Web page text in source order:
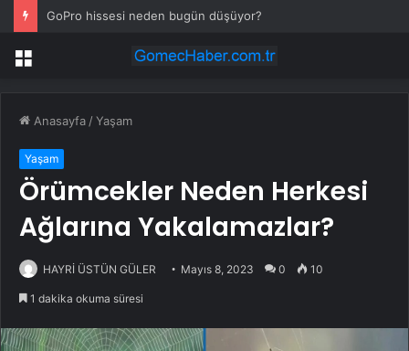
GoPro hissesi neden bugün düşüyor?
Menü
Anasayfa /Yaşam
Yaşam
Örümcekler Neden Herkesi
Ağlarına Yakalamazlar?
HAYRİ ÜSTÜN GÜLER Mayıs 8, 2023 0 10
1 dakika okuma süresi